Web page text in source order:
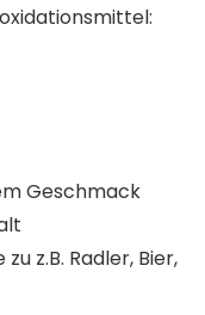
Geschmack
z.B. Radler, Bier,